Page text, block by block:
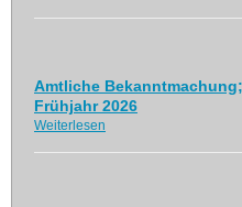
Amtliche
Frühjahr 2026
Weiterlesen